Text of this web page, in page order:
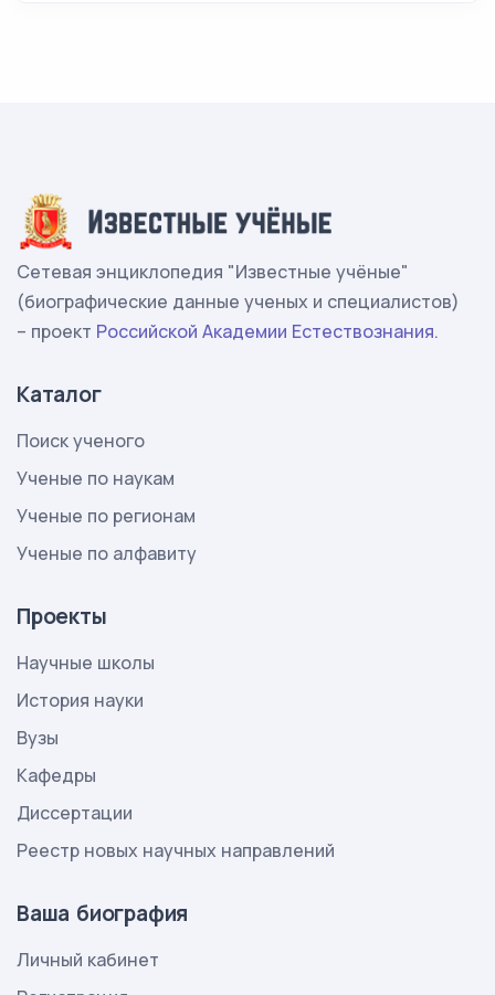
Сетевая энциклопедия "Известные учёные"
(биографические данные ученых и специалистов)
– проект Российской Академии Естествознания.
Каталог
Поиск ученого
Ученые по наукам
Ученые по регионам
Ученые по алфавиту
Проекты
Научные школы
История науки
Вузы
Кафедры
Диссертации
Реестр новых научных направлений
Ваша биография
Личный кабинет